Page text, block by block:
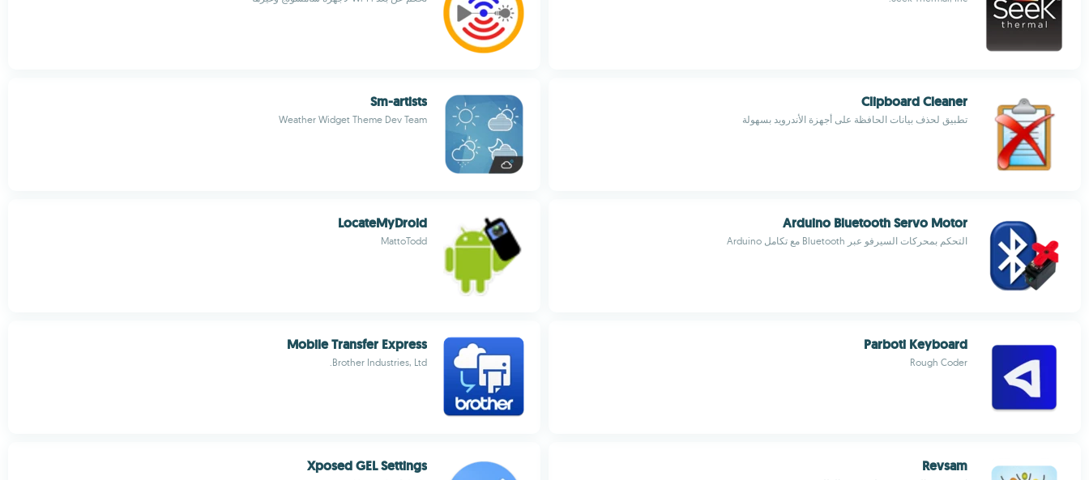
Clipboard Cleaner
تطبيق لحذف بيانات الحافظة على أجهزة الأندرويد بسهولة
Sm-artists
Weather Widget Theme Dev Team
Arduino Bluetooth Servo Motor
التحكم بمحركات السيرفو عبر Bluetooth مع تكامل Arduino
LocateMyDroid
MattoTodd
Parboti Keyboard
Rough Coder
Mobile Transfer Express
Brother Industries, Ltd.
Revsam
Xposed GEL Settings